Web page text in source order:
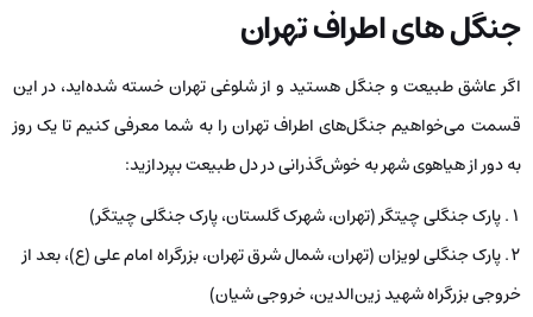
جنگل های اطراف تهران
اگر عاشق طبیعت و جنگل هستید و از شلوغی تهران خسته شده‌اید، در این
قسمت می‌خواهیم جنگل‌های اطراف تهران را به شما معرفی کنیم تا یک روز
به دور از هیاهوی شهر به خوش‌گذرانی در دل طبیعت بپردازید:
پارک جنگلی چیتگر (تهران، شهرک گلستان، پارک جنگلی چیتگر)
پارک جنگلی لویزان (تهران، شمال شرق تهران، بزرگراه امام علی (ع)، بعد از
خروجی بزرگراه شهید زین‌الدین، خروجی شیان)